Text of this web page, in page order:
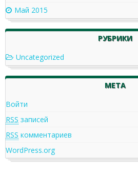
Май 2015
РУБРИКИ
Uncategorized
МЕТА
Войти
RSS записей
RSS комментариев
WordPress.org